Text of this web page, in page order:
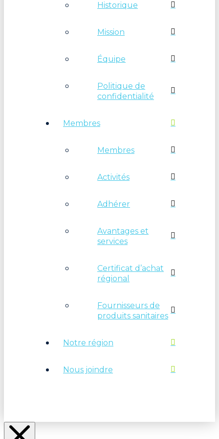
Historique
Mission
Équipe
Politique de
confidentialité
Membres
Membres
Activités
Adhérer
Avantages et
services
Certificat d’achat
régional
Fournisseurs de
produits sanitaires
Notre région
Nous joindre